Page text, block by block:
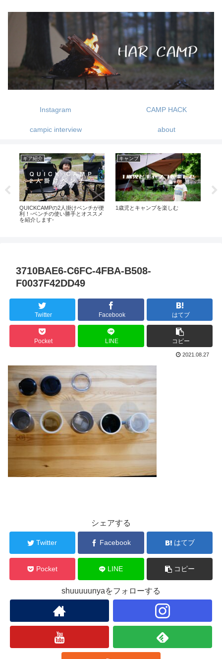
Instagram CAMP HACK
campic interview about
ギア紹介
QUICKCAMPの2人掛けベンチが便
利！-ベンチの使い勝手とオススメ
を紹介します-
キャンプ
1歳児とキャンプを楽しむ
3710BAE6-C6FC-4FBA-B508-
F0037F42DD49
Twitter Facebook はてブ
Pocket LINE コピー
2021.08.27
シェアする
Twitter Facebook はてブ
Pocket LINE コピー
shuuuuunyaをフォローする